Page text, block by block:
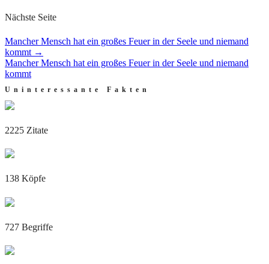
Nächste Seite
Mancher Mensch hat ein großes Feuer in der Seele und niemand
kommt →
Mancher Mensch hat ein großes Feuer in der Seele und niemand
kommt
Uninteressante Fakten
2225 Zitate
138 Köpfe
727 Begriffe